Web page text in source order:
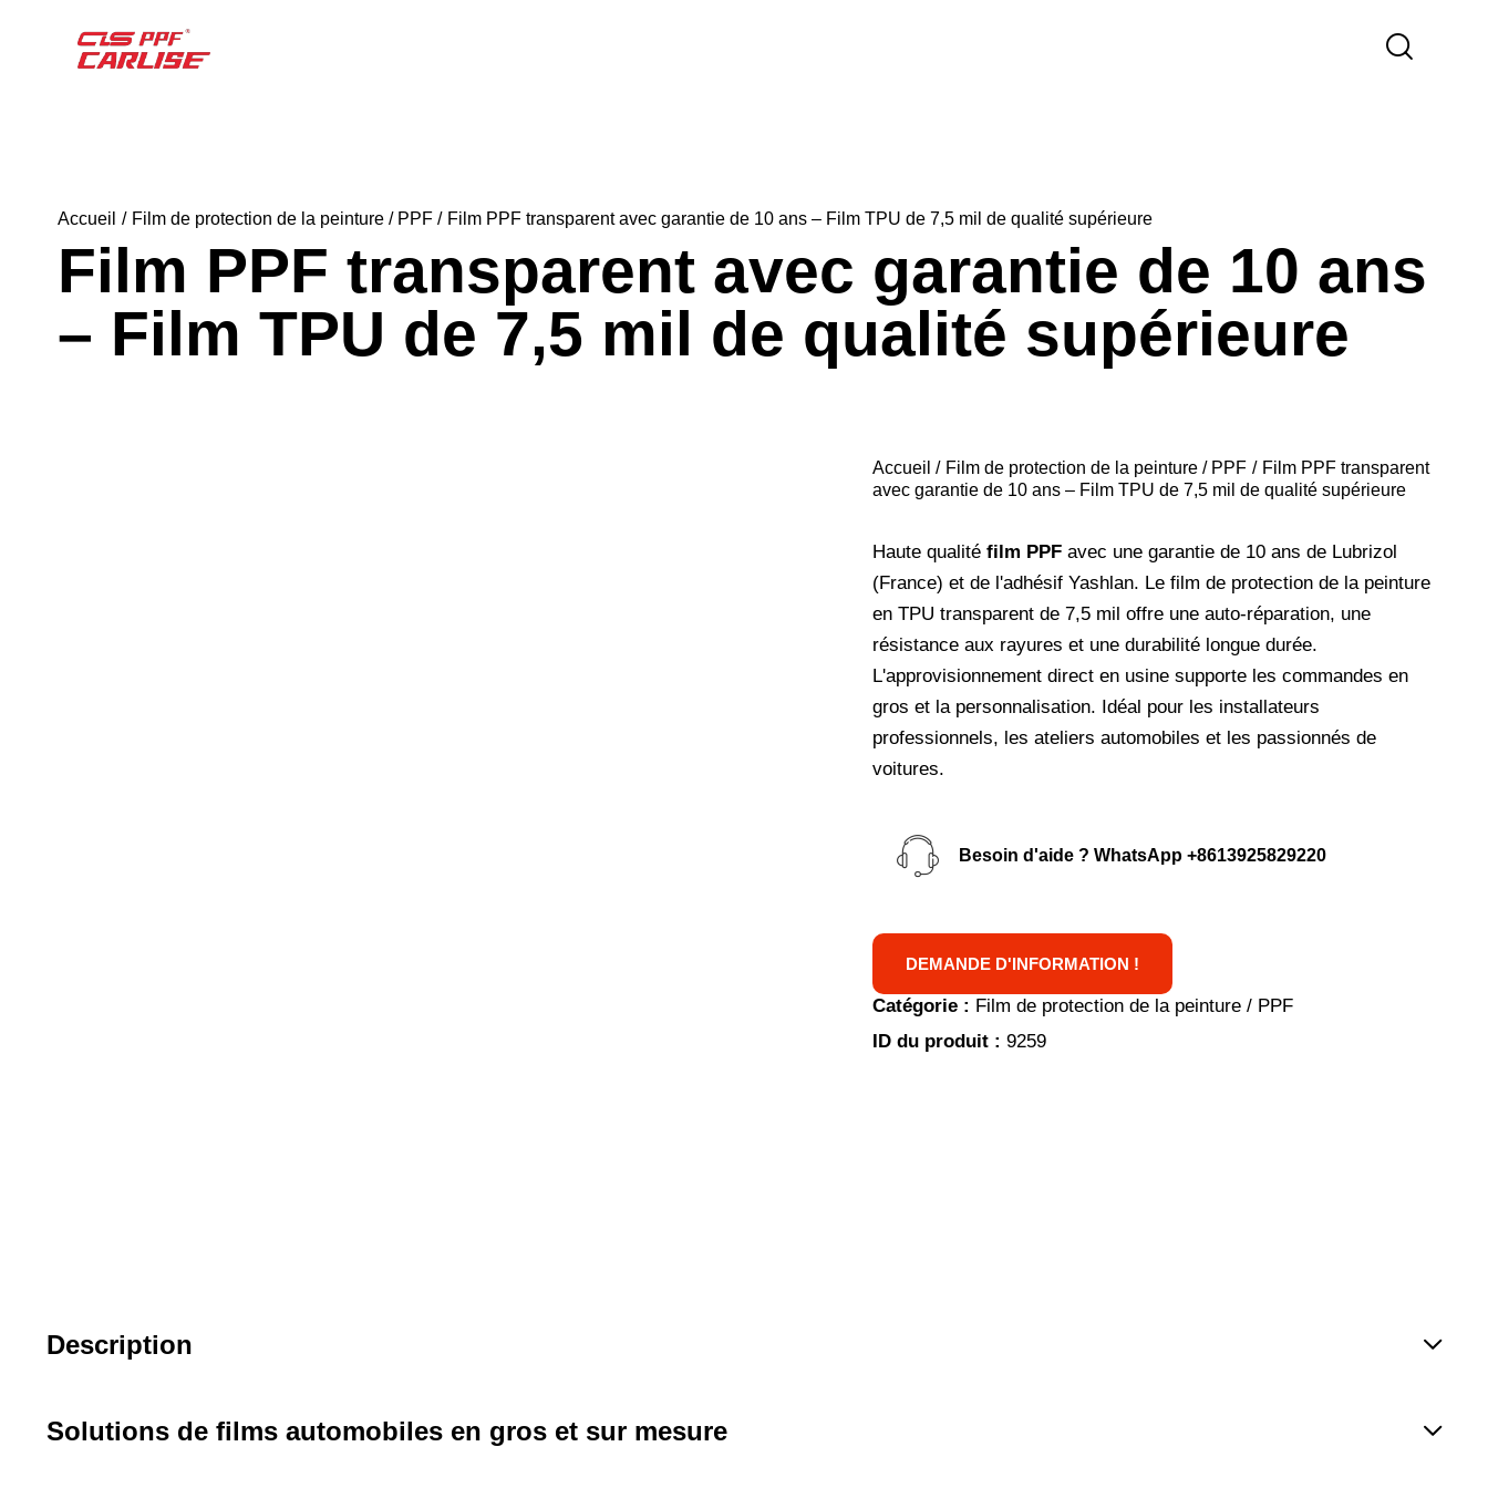
Accueil Film de protection de la peinture / PPF Film PPF transparent avec garantie de 10 ans – Film TPU de 7,5 mil de qualité supérieure
Film PPF transparent avec garantie de 10 ans
– Film TPU de 7,5 mil de qualité supérieure
Accueil Film de protection de la peinture / PPF
Film PPF transparent
avec garantie de 10 ans – Film TPU de 7,5 mil de qualité supérieure
Haute qualité film PPFavec une garantie de 10 ans de Lubrizol
(France) et de l'adhésif Yashlan. Le film de protection de la peinture
en TPU transparent de 7,5 mil offre une auto-réparation, une
résistance aux rayures et une durabilité longue durée.
L'approvisionnement direct en usine supporte les commandes en
gros et la personnalisation. Idéal pour les installateurs
professionnels, les ateliers automobiles et les passionnés de
voitures.
Besoin d'aide ? WhatsApp +8613925829220
DEMANDE D'INFORMATION !
Catégorie : Film de protection de la peinture / PPF
ID du produit : 9259
Description
Solutions de films automobiles en gros et sur mesure